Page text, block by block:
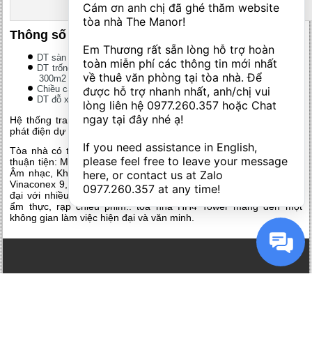
Tòa nhà HH4 Tower
Thông số kỹ thuật:
DT sàn 953m2.
DT trống: 100m2 – 140m2 – 152m2 – 164m2 – 200m2 – 250m2 –
300m2 – 400m2 – 600m2.
Chiều cao trần: 2.7m.
DT đỗ xe: 19.600m2.
Hệ thống trang thiết bị: 04 thang máy, điều hòa trung tâm, máy
phát điện dự phòng, PCCC, camera + An ninh bảo vệ 24/24.
Tòa nhà có thiết kế hiện đại, quản lý chuyên nghiệp, giao thông
thuận tiện: Mặt đường Phạm Hùng, cạnh Big C The Garden, Viện
Âm nhạc, Khu đô thị Mỹ Đình, tòa nhà Sông Đà, Handico, CEO,
Vinaconex 9, Keangnam… lại nằm trong khu đô thị kiểu mẫu hiện
đại với nhiều tiện ích như: Siêu thị BigC The garden, nhà hàng,
ẩm thực, rạp chiếu phim.. tòa nhà HH4 Tower mang đến một
không gian làm việc hiện đại và văn minh.
Cám ơn anh chị đã ghé thăm website
tòa nhà The Manor!
Em Thương rất sẵn lòng hỗ trợ hoàn
toàn miễn phí các thông tin mới nhất
về thuê văn phòng tại tòa nhà. Để
được hỗ trợ nhanh nhất, anh/chị vui
lòng liên hệ 0977.260.357 hoặc Chat
ngay tại đây nhé ạ!
If you need assistance in English,
please feel free to leave your message
0977.260.357 at any time!